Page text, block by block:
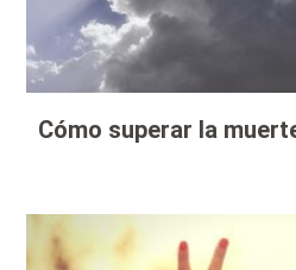
Cómo superar la